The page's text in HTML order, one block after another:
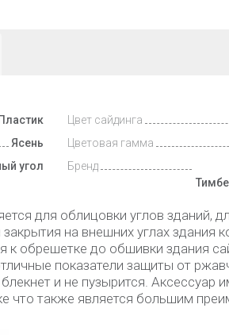
Пластик
Ясень
угол
Цвет сайдинга
Цветовая гамма
Бренд
для облицовки углов зданий,
на внешних углах здания
к обрешетке до обшивки здания
показатели защиты от
и не пузырится. Аксессуар
что также является большим